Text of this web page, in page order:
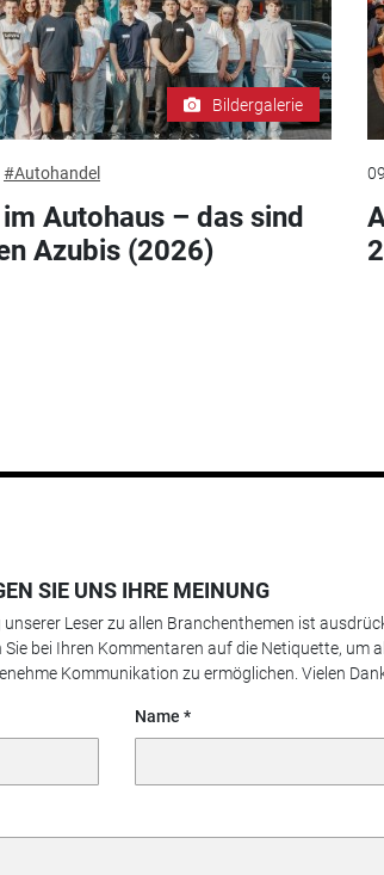
Bildergalerie
#Autohandel
Autohaus – das sind
Azubis (2026)
SIE UNS IHRE MEINUNG
Leser zu allen Branchenthemen ist
bei Ihren Kommentaren auf die Netiquette, um
Kommunikation zu ermöglichen. Vielen
Name